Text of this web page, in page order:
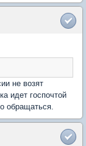
не возят
идет госпочтой
обращаться.